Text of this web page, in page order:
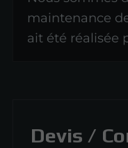
maintenance
ait été réalisée
Devis /